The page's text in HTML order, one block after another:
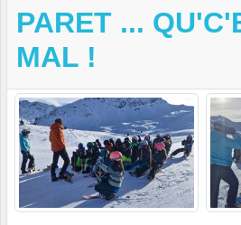
PARET ...
MAL !